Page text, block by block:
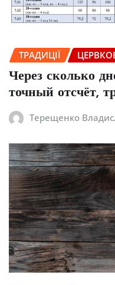
ТРАДИЦІЇ
Через сколько
точный отсчёт,
Терещенко